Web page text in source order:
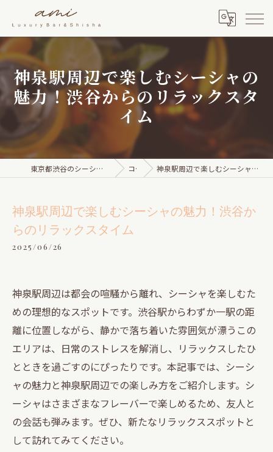
神泉駅周辺で楽しむシーシャの
魅力！渋谷からのリラックスタ
イム
東京都渋谷のシーシャならami Luxury Bar & Shisha コラム 神泉駅周辺で楽しむシーシャの魅力！渋谷からのリラックスタイム
神泉駅周辺で楽しむシーシャの魅力！渋谷か
らのリラックスタイム
2025/06/26
神泉駅周辺は都会の喧騒から離れ、シーシャを楽しむた
めの理想的なスポットです。渋谷駅からわずか一駅の距
離に位置しながら、静かで落ち着いた雰囲気が漂うこの
エリアは、日常のストレスを解消し、リラックスしたひ
とときを過ごすのにぴったりです。本記事では、シーシ
ャの魅力と神泉駅周辺での楽しみ方をご紹介します。シ
ーシャはさまざまなフレーバーで楽しめるため、友人と
の会話も弾みます。ぜひ、新たなリラックススポットと
して訪れてみてください。